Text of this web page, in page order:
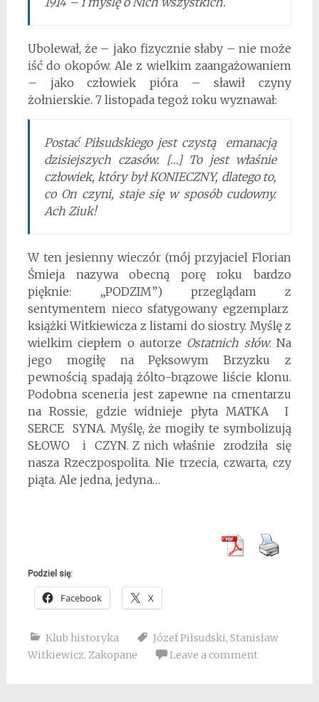
Ubolewał, że – jako fizycznie słaby – nie może
iść do okopów. Ale z wielkim zaangażowaniem
– jako człowiek pióra – sławił czyny
żołnierskie. 7 listopada tegoż roku wyznawał:
Postać Piłsudskiego jest czystą emanacją
dzisiejszych czasów. […] To jest właśnie
człowiek, który był KONIECZNY, dlatego to,
co On czyni, staje się w sposób cudowny.
Ach Ziuk!
W ten jesienny wieczór (mój przyjaciel Florian
Śmieja nazywa obecną porę roku bardzo
pięknie: „PODZIM”) przeglądam z
sentymentem nieco sfatygowany egzemplarz
książki Witkiewicza z listami do siostry. Myślę z
wielkim ciepłem o autorze Ostatnich słów. Na
jego mogiłę na Pęksowym Brzyzku z
pewnością spadają żólto-brązowe liście klonu.
Podobna sceneria jest zapewne na cmentarzu
na Rossie, gdzie widnieje płyta MATKA I
SERCE SYNA. Myślę, że mogiły te symbolizują
SŁOWO i CZYN. Z nich właśnie zrodziła się
nasza Rzeczpospolita. Nie trzecia, czwarta, czy
piąta. Ale jedna, jedyna…
Podziel się:
Facebook X
Klub historyka Józef Piłsudski, Stanisław
Witkiewicz, Zakopane Leave a comment